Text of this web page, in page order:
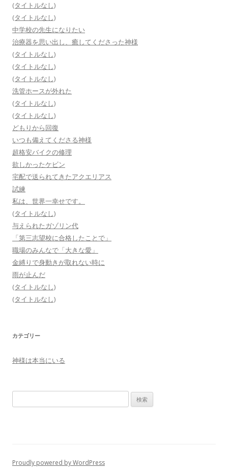
(タイトルなし)
(タイトルなし)
中学校の先生になりたい
治療器を思い出し、癒してくださった神様
(タイトルなし)
(タイトルなし)
(タイトルなし)
洗管ホースが外れた
(タイトルなし)
(タイトルなし)
どもりから回復
いつも備えてくださる神様
超格安バイクの修理
欲しかったケビン
宅配で送られてきたアクエリアス
試練
私は、世界一幸せです。
(タイトルなし)
与えられたガゾリン代
「第三志望校に合格したことで」
職場のみんなで「大きな愛」
金縛りで身動きが取れない時に
雨が止んだ
(タイトルなし)
(タイトルなし)
カテゴリー
神様は本当にいる
索
Proudly powered by WordPress